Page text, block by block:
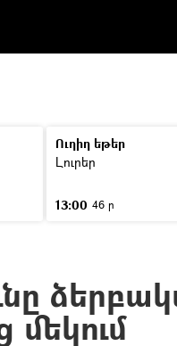
Ուղիղ եթեր
Լուրեր
13:00 46 ր
մեկում